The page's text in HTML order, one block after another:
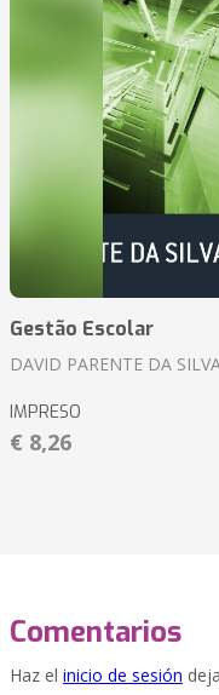
Gestão Escolar
DAVID PARENTE DA
IMPRESO
€ 8,26
Comentarios
Haz el inicio de sesión